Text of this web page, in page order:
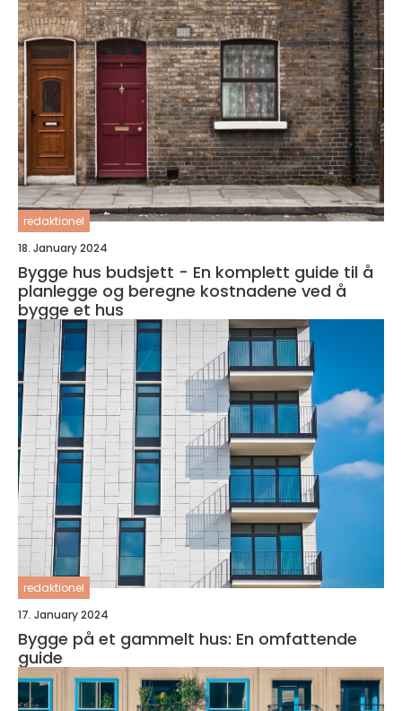
redaktionel
18. January 2024
Bygge hus budsjett - En komplett guide til å
planlegge og beregne kostnadene ved å
bygge et hus
redaktionel
17. January 2024
Bygge på et gammelt hus: En omfattende
guide